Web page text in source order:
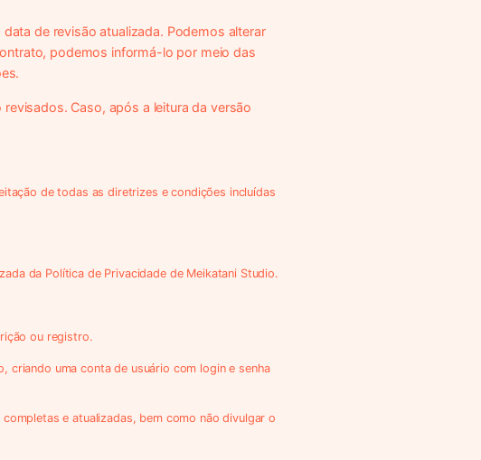
de revisão atualizada. Podemos alterar
podemos informá-lo por meio das
Caso, após a leitura da versão
de todas as diretrizes e condições incluídas
da Política de Privacidade de Meikatani Studio.
ou registro.
criando uma conta de usuário com login e senha
e atualizadas, bem como não divulgar o